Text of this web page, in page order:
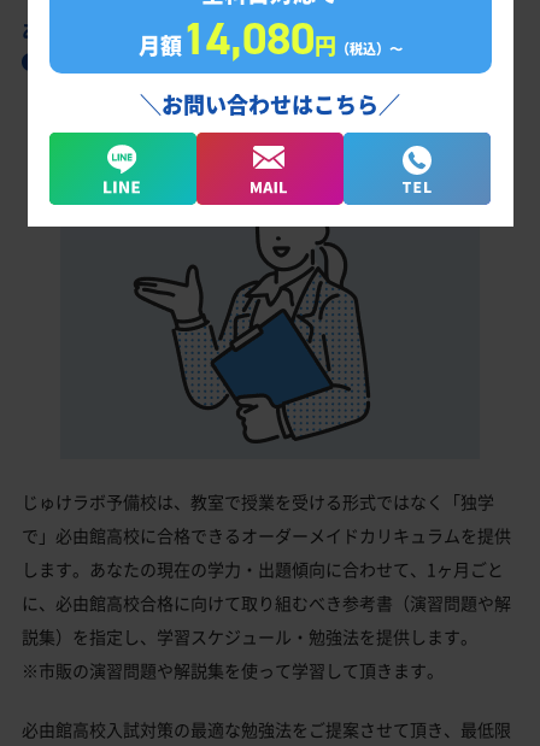
あなただけの学習計画だから成果が出る！
必由館高校合格に向けた受験対策カリキュラ
じゅけラボ予備校は、教室で授業を受ける形式ではなく「独学
で」必由館高校に合格できるオーダーメイドカリキュラムを提供
します。あなたの現在の学力・出題傾向に合わせて、1ヶ月ごと
に、必由館高校合格に向けて取り組むべき参考書（演習問題や解
説集）を指定し、学習スケジュール・勉強法を提供します。
※市販の演習問題や解説集を使って学習して頂きます。
必由館高校入試対策の最適な勉強法をご提案させて頂き、最低限
月額14,080円 （税込）〜
＼お問い合わせはこちら／